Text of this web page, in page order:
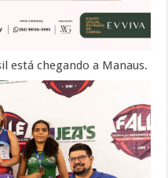
está chegando a Manaus.